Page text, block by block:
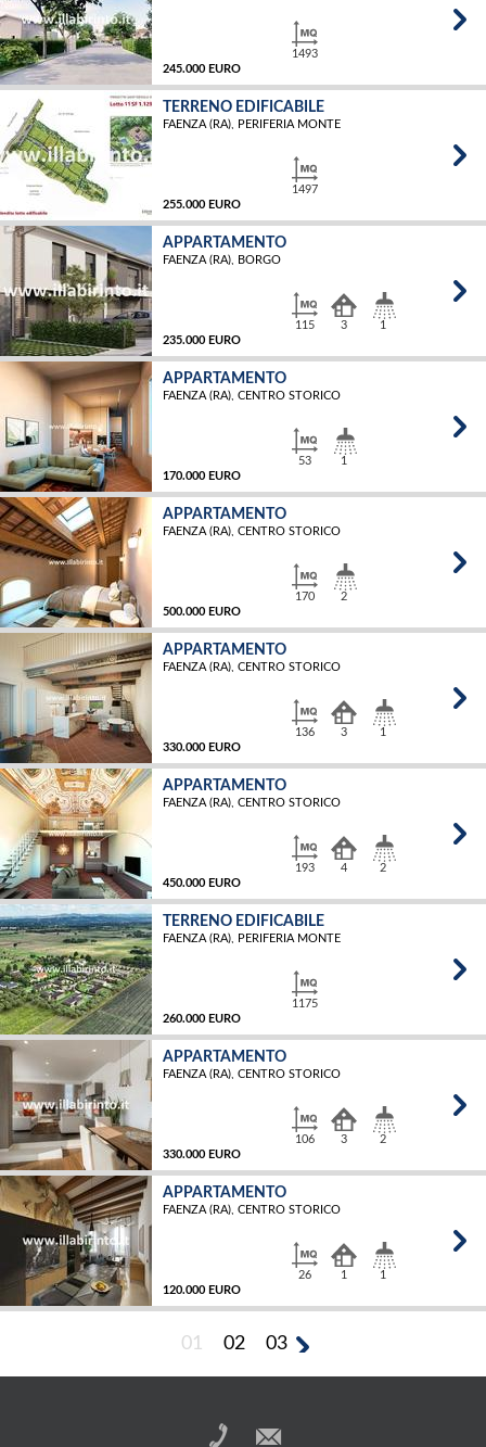
245.000 EURO
1493
TERRENO EDIFICABILE
FAENZA (RA), PERIFERIA MONTE
255.000 EURO
1497
APPARTAMENTO
FAENZA (RA), BORGO
235.000 EURO
115 3 1
APPARTAMENTO
FAENZA (RA), CENTRO STORICO
170.000 EURO
53 1
APPARTAMENTO
FAENZA (RA), CENTRO STORICO
500.000 EURO
170 2
APPARTAMENTO
FAENZA (RA), CENTRO STORICO
330.000 EURO
136 3 1
APPARTAMENTO
FAENZA (RA), CENTRO STORICO
450.000 EURO
193 4 2
TERRENO EDIFICABILE
FAENZA (RA), PERIFERIA MONTE
260.000 EURO
1175
APPARTAMENTO
FAENZA (RA), CENTRO STORICO
330.000 EURO
106 3 2
APPARTAMENTO
FAENZA (RA), CENTRO STORICO
120.000 EURO
26
MQ
1 1
01 02 03